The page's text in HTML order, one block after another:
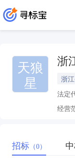
天狼
星
浙
浙
法定
经营
招标 （0）